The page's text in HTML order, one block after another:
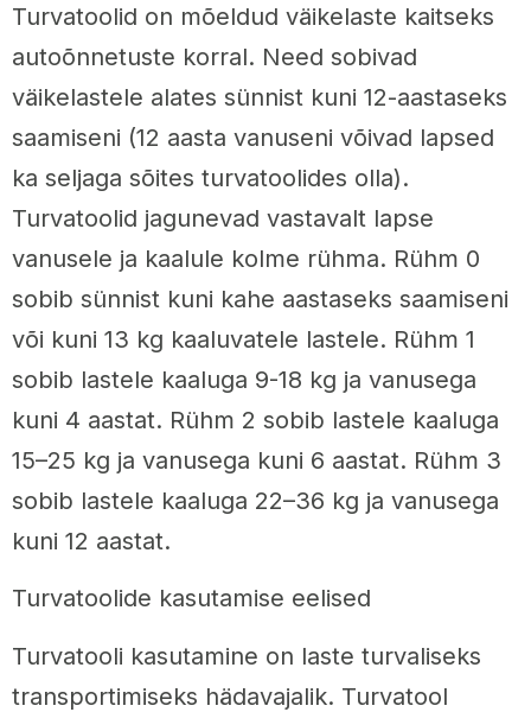
Turvatoolid on mõeldud väikelaste kaitseks
autoõnnetuste korral. Need sobivad
väikelastele alates sünnist kuni 12-aastaseks
saamiseni (12 aasta vanuseni võivad lapsed
ka seljaga sõites turvatoolides olla).
Turvatoolid jagunevad vastavalt lapse
vanusele ja kaalule kolme rühma. Rühm 0
sobib sünnist kuni kahe aastaseks saamiseni
või kuni 13 kg kaaluvatele lastele. Rühm 1
sobib lastele kaaluga 9-18 kg ja vanusega
kuni 4 aastat. Rühm 2 sobib lastele kaaluga
15–25 kg ja vanusega kuni 6 aastat. Rühm 3
sobib lastele kaaluga 22–36 kg ja vanusega
kuni 12 aastat.
Turvatoolide kasutamise eelised
Turvatooli kasutamine on laste turvaliseks
transportimiseks hädavajalik. Turvatool